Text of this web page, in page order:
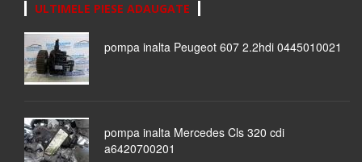
ULTIMELE PIESE ADAUGATE
pompa inalta Peugeot 607 2.2hdi 0445010021
pompa inalta Mercedes Cls 320 cdi
a6420700201